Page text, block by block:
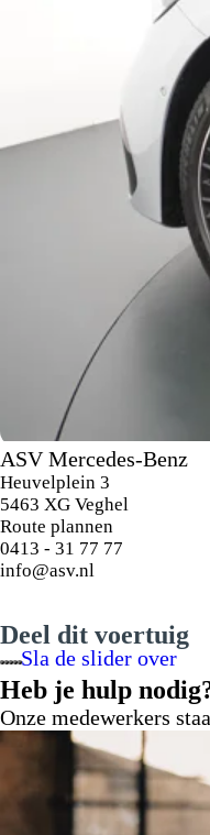
20" multispaaks
ASV Mercedes-Benz
Heuvelplein 3
5463 XG Veghel
Route plannen
0413 - 31 77 77
info@asv.nl
Deel dit voertuig
Heb je hulp
Onze medewerkers
Sla de slider over